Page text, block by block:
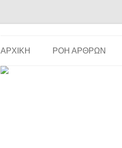
ΑΡΧΙΚΗ ΡΟΗ ΑΡΘΡΩΝ